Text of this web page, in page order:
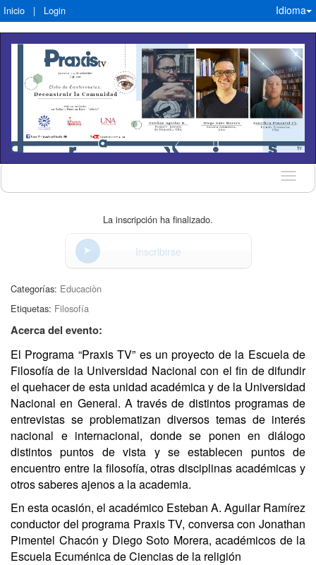
Inicio | Login Idioma
Idioma
La inscripción ha finalizado.
Inscribirse
Categorías: Educaciòn
Etiquetas: Filosofía
Acerca del evento:
El Programa “Praxis TV” es un proyecto de la Escuela de
Filosofía de la Universidad Nacional con el fin de difundir
el quehacer de esta unidad académica y de la Universidad
Nacional en General. A través de distintos programas de
entrevistas se problematizan diversos temas de interés
nacional e internacional, donde se ponen en diálogo
distintos puntos de vista y se establecen puntos de
encuentro entre la filosofía, otras disciplinas académicas y
otros saberes ajenos a la academia.
En esta ocasión, el académico Esteban A. Aguilar Ramírez
conductor del programa Praxis TV, conversa con Jonathan
Pimentel Chacón y Diego Soto Morera, académicos de la
Escuela Ecuménica de Ciencias de la religión